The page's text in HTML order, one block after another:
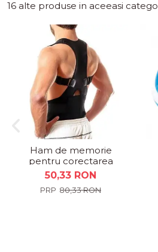
16 alte produse in aceeasi
Ham de memorie
pentru corectarea
spatelui, Posture
Support Real Doctors
50,33 RON
80,33 RON